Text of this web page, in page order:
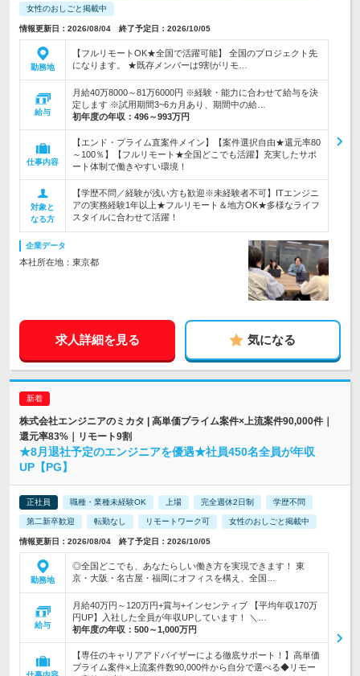
女性のおしごと掲載中
情報更新日：2026/08/04 終了予定日：2026/10/05
勤務地
【フルリモートOK★全国で活躍可能】 全国のプロジェクト先
になります。 ★既存メンバーは9割がリモ…
給与
月給40万8000～81万6000円 ※経験・能力に合わせて給与を決
定します ※試用期間3~6カ月あり、期間中の給…
初年度の年収： 496～993万円
仕事内容
【エンド・プライム直案件メイン】【案件選択自由★還元率80
～100％】【フルリモート★全国どこでも活躍】充実したサポ
ート体制で働きやすい環境！
対象と
なる方
【学歴不問／経験が浅い方も歓迎※未経験者不可】ITエンジニ
アの実務経験1年以上★フルリモート＆地方OK★多様なライフ
スタイルに合わせて活躍！
企業データ
本社所在地：東京都
求人詳細を見る 気になる
株式会社エンジニアのミカタ | 高単価プライム案件×上流案件90,000件｜
還元率83%｜リモート9割
★8月退社予定のエンジニアを優遇★社員450名全員が年収
UP【PG】
正社員 職種・業種未経験OK 上場 完全週休2日制 学歴不問
第二新卒歓迎 転勤なし リモートワーク可 女性のおしごと掲載中
情報更新日：2026/08/04 終了予定日：2026/10/05
勤務地
◎全国どこでも、あなたらしい働き方を実現できます！ 東
京・大阪・名古屋・福岡にオフィスを構え、全国…
給与
月給40万円～120万円+賞与+インセンティブ 【平均年収170万
円UP】入社した全員が年収UPしています！ ＼…
初年度の年収： 500～1,000万円
【専任のキャリアアドバイザーによる徹底サポート！】高単価
プライム案件×上流案件数90,000件から自分で選べる◆リモー